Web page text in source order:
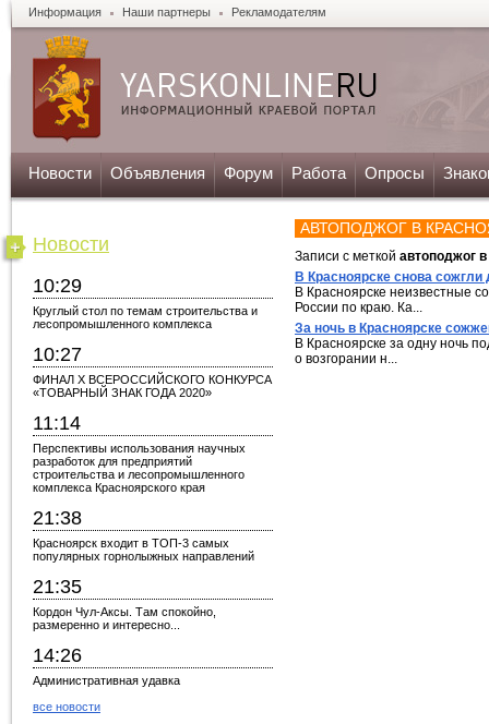
Информация Наши партнеры Рекламодателям
Новости Объявления Форум Работа Опросы
Новости
10:29
Круглый стол по темам строительства и
лесопромышленного комплекса
10:27
ФИНАЛ X ВСЕРОССИЙСКОГО КОНКУРСА
«ТОВАРНЫЙ ЗНАК ГОДА 2020»
11:14
Перспективы использования научных
разработок для предприятий
строительства и лесопромышленного
комплекса Красноярского края
21:38
Красноярск входит в ТОП-3 самых
популярных горнолыжных направлений
21:35
Кордон Чул-Аксы. Там спокойно,
размеренно и интересно...
14:26
Административная удавка
все новости
АВТОПОДЖОГ В
Записи с меткой автоподжог
В Красноярске снова
В Красноярске неизвестные
России по краю. Ка...
За ночь в Красноярске
В Красноярске за одну ночь
о возгорании н...